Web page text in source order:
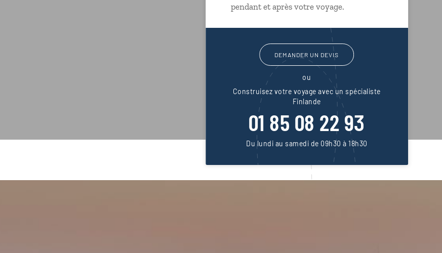
pendant et après votre voyage.
DEMANDER UN DEVIS
ou
Construisez votre voyage avec un spécialiste
Finlande
01 85 08 22 93
Du lundi au samedi de 09h30 à 18h30